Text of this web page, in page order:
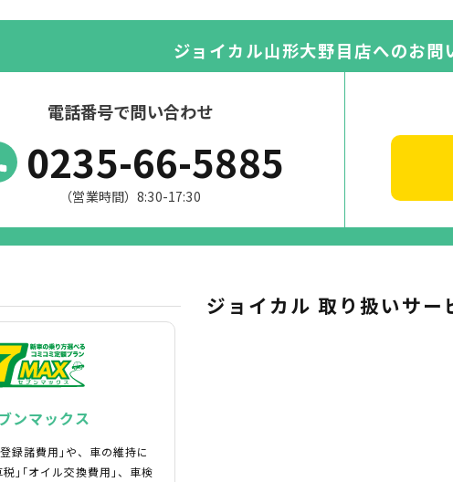
ジョイカル山形大野目店へのお問
電話番号で問い合わせ
0235-66-5885
（営業時間）8:30-17:30
ジョイカル 取り扱いサー
ンマックス
録諸費用｣や、車の維持に
｣｢オイル交換費用｣、車検